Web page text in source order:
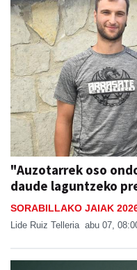
"Auzotarrek oso
daude laguntzeko
SORABILLAKO JAIAK
Lide Ruiz Telleria abu 07,